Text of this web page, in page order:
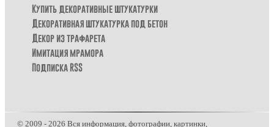
Купить декоративные штукатурки
Декоративная штукатурка под бетон
Декор из трафарета
Имитация мрамора
Подписка RSS
© 2009 - 2026 Вся информация, фотографии, картинки,